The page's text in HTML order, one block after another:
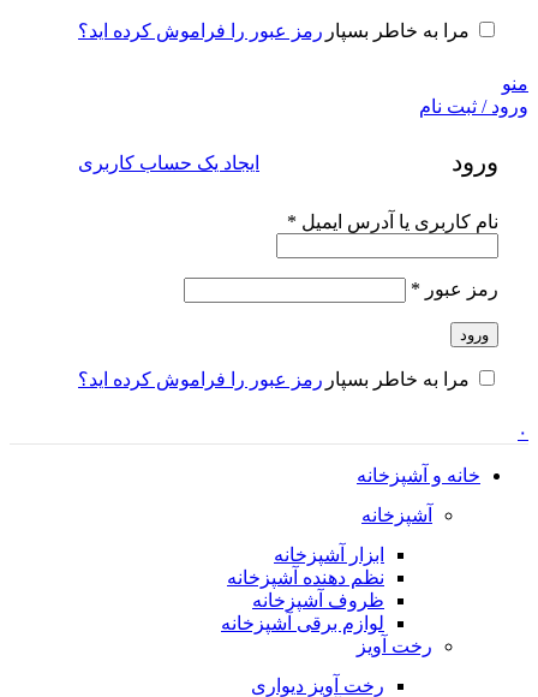
رمز عبور را فراموش کرده اید؟ مرا به خاطر بسپار
منو
ورود / ثبت نام
ورود ایجاد یک حساب کاربری
نام کاربری یا آدرس ایمیل *
رمز عبور *
ورود
رمز عبور را فراموش کرده اید؟ مرا به خاطر بسپار
۰
خانه و آشپزخانه
آشپزخانه
ابزار آشپزخانه
نظم دهنده آشپزخانه
ظروف آشپزخانه
لوازم برقی آشپزخانه
رخت آویز
رخت آویز دیواری